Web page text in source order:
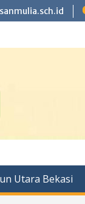
Utara Bekasi